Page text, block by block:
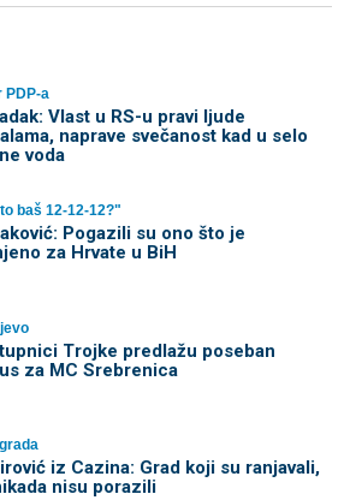
PDP-a
Vlast u RS-u pravi ljude
naprave svečanost kad u selo
voda
baš 12-12-12?"
Pogazili su ono što je
za Hrvate u BiH
Trojke predlažu poseban
za MC Srebrenica
iz Cazina: Grad koji su ranjavali,
nisu porazili